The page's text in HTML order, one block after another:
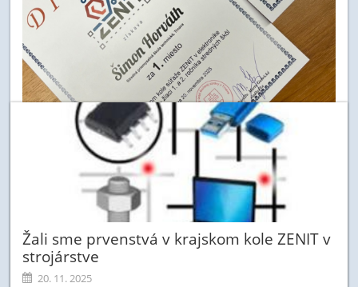
Žali sme prvenstvá v krajskom kole ZENIT v
strojárstve
20. 11. 2025